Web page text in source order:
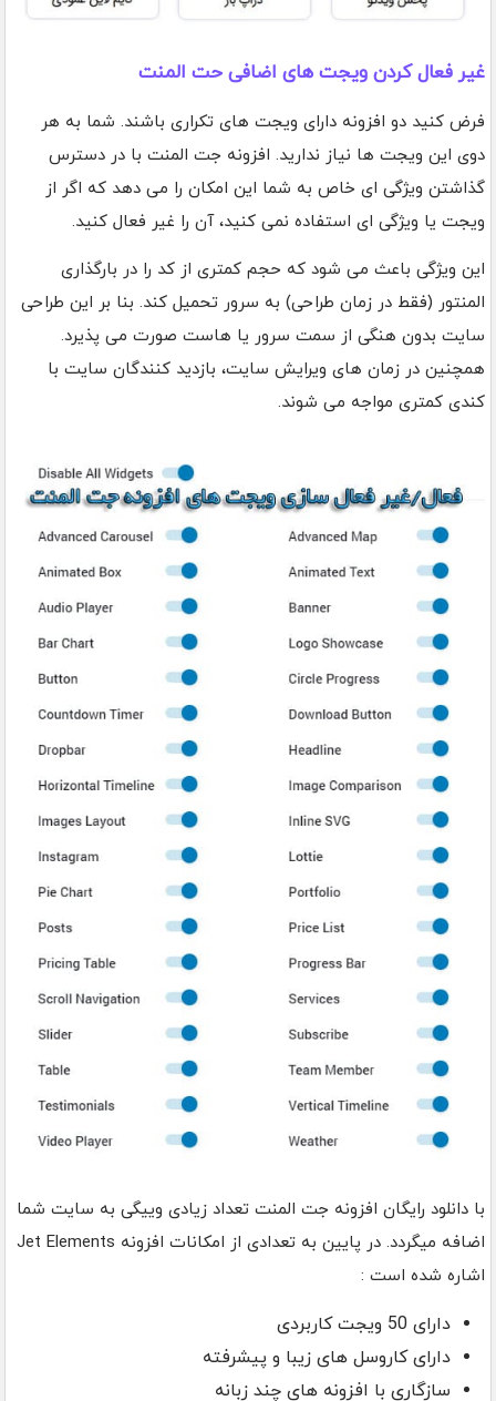
غیر فعال کردن ویجت های اضافی حت المنت
فرض کنید دو افزونه دارای ویجت های تکراری باشند. شما به هر
دوی این ویجت ها نیاز ندارید. افزونه جت المنت با در دسترس
گذاشتن ویژگی ای خاص به شما این امکان را می دهد که اگر از
ویجت یا ویژگی ای استفاده نمی کنید، آن را غیر فعال کنید.
این ویژگی باعث می شود که حجم کمتری از کد را در بارگذاری
المنتور (فقط در زمان طراحی) به سرور تحمیل کند. بنا بر این طراحی
سایت بدون هنگی از سمت سرور یا هاست صورت می پذیرد.
همچنین در زمان های ویرایش سایت، بازدید کنندگان سایت با
کندی کمتری مواجه می شوند.
با دانلود رایگان افزونه جت المنت تعداد زیادی ویيگی به سایت شما
اضافه میگردد. در پایین به تعدادی از امکانات افزونه Jet Elements
اشاره شده است :
دارای 50 ویجت کاربردی
دارای کاروسل های زیبا و پیشرفته
سازگاری با افزونه های چند زبانه